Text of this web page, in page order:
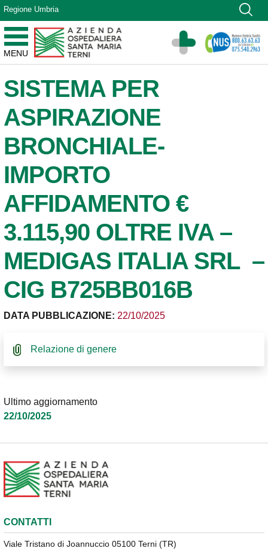
Vai ai contenuti
Vai al menu di navigazione
Vai al footer
Regione Umbria
MENU
Azienda Ospedaliera Santa Maria di Terni
Sito Istituzionale
SISTEMA PER
ASPIRAZIONE
BRONCHIALE-
IMPORTO
AFFIDAMENTO €
3.115,90 OLTRE IVA –
MEDIGAS ITALIA SRL –
CIG B725BB016B
DATA PUBBLICAZIONE: 22/10/2025
Relazione di genere
Ultimo aggiornamento
22/10/2025
CONTATTI
Viale Tristano di Joannuccio 05100 Terni (TR)